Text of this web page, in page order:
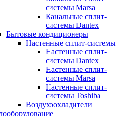
системы Marsa
Канальные сплит-
системы Dantex
Бытовые кондиционеры
Настенные сплит-системы
Настенные сплит-
системы Dantex
Настенные сплит-
системы Marsa
Настенные сплит-
системы Toshiba
Воздухоохладители